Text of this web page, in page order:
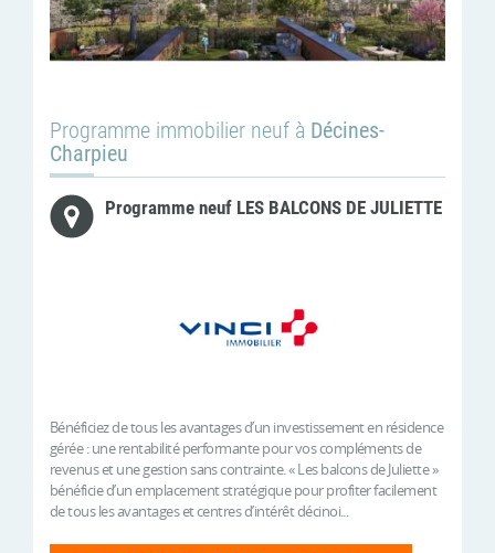
Programme immobilier neuf à Décines-
Charpieu
Programme neuf LES BALCONS DE JULIETTE
Bénéficiez de tous les avantages d’un investissement en résidence
gérée : une rentabilité performante pour vos compléments de
revenus et une gestion sans contrainte. « Les balcons de Juliette »
bénéficie d’un emplacement stratégique pour profiter facilement
de tous les avantages et centres d’intérêt décinoi...